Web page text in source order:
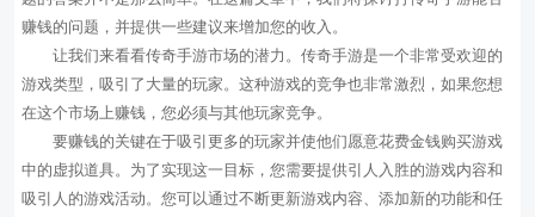
赚钱的问题，并提供一些建议来增加您的收入。
让我们来看看传奇手游市场的潜力。传奇手游是一个非常受欢迎的
游戏类型，吸引了大量的玩家。这种游戏的竞争也非常激烈，如果您想
在这个市场上赚钱，您必须与其他玩家竞争。
要赚钱的关键在于吸引更多的玩家并使他们愿意花费金钱购买游戏
中的虚拟道具。为了实现这一目标，您需要提供引人入胜的游戏内容和
吸引人的游戏活动。您可以通过不断更新游戏内容、添加新的功能和任